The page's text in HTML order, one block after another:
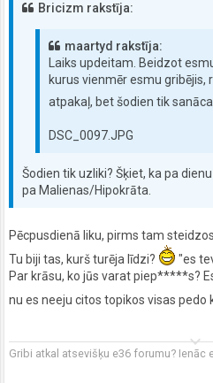
Bricizm rakstīja:
maartyd rakstīja:
Laiks updeitam. Beidzot
kurus vienmēr esmu gribējis,
atpakaļ, bet šodien tik
DSC_0097.JPG
Šodien tik uzliki? Šķiet, ka pa
pa Malienas/Hipokrāta.
Pēcpusdienā liku, pirms tam
Tu biji tas, kurš turēja līdzi?
"es
Par krāsu, ko jūs varat piep*****s?
nu es neeju citos topikos visas pedo
keyboard_arrow_down
Gribi atkal atsevišķu e36 forumu? Ienāc